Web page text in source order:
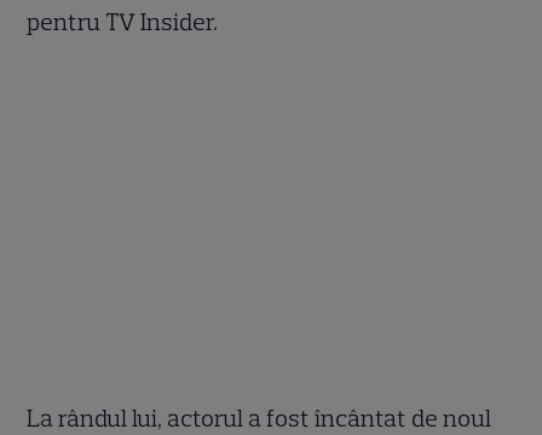
pentru TV Insider.
La rândul lui, actorul a fost încântat de noul